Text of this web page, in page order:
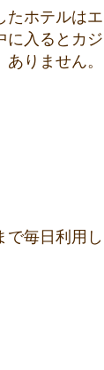
たホテルは
に入るとカ
ありません。
で毎日利用し